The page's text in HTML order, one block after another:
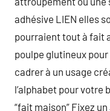
adhésive LIEN elles
pourraient tout à fait
poulpe glutineux
cadrer à un usage
l’alphabet pour votre
“fait maison” Fixez